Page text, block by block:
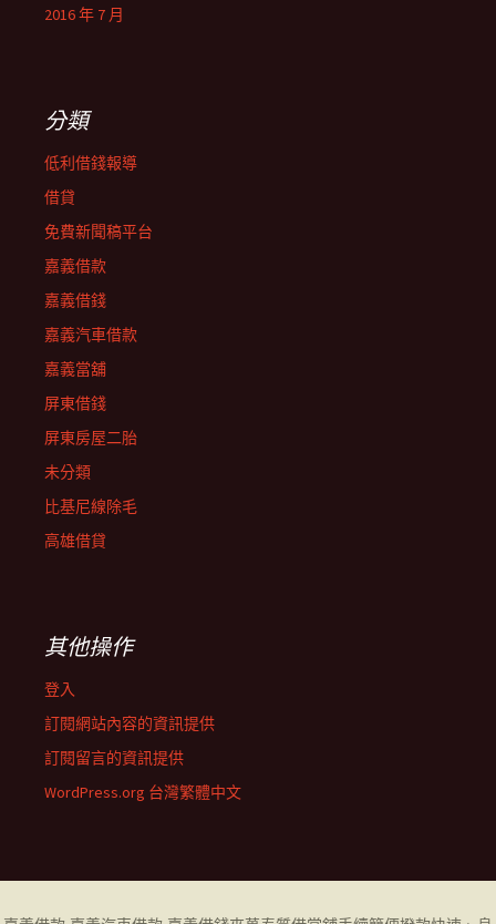
2016 年 7 月
分類
低利借錢報導
借貸
免費新聞稿平台
嘉義借款
嘉義借錢
嘉義汽車借款
嘉義當舖
屏東借錢
屏東房屋二胎
未分類
比基尼線除毛
高雄借貸
其他操作
登入
訂閱網站內容的資訊提供
訂閱留言的資訊提供
WordPress.org 台灣繁體中文